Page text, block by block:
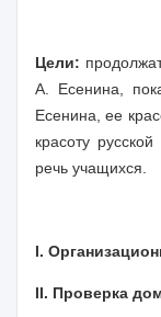
Цели:
А. Есенина,
Есенина, ее
красоту
речь учащихся.
I.
II. Проверка